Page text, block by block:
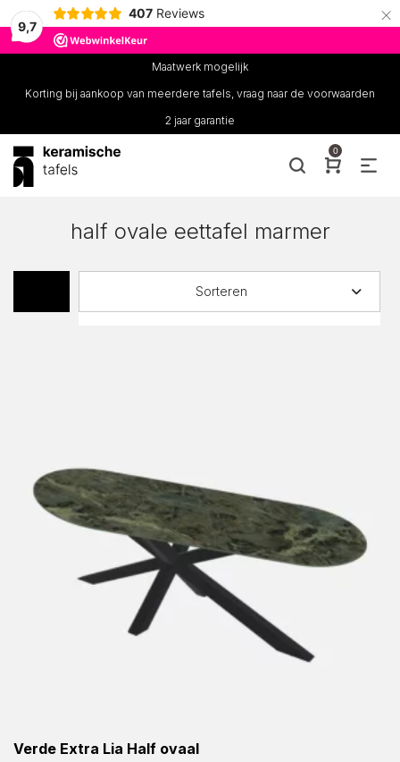
9,7
407 Reviews ×
Maatwerk mogelijk
Korting bij aankoop van meerdere tafels, vraag naar de voorwaarden
2 jaar garantie
0
half ovale eettafel marmer
Sorteren
Verde Extra Lia Half ovaal